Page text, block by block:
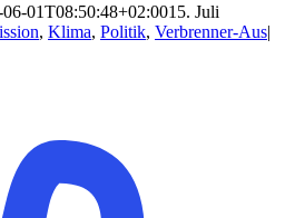
06-01T08:50:48+02:0015. Juli
, Klima, Politik, Verbrenner-Aus|